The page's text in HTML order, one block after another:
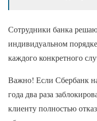
Сотрудники банка
индивидуальном
каждого конкретного
Важно! Если Сбербанк
года два раза
клиенту полностью